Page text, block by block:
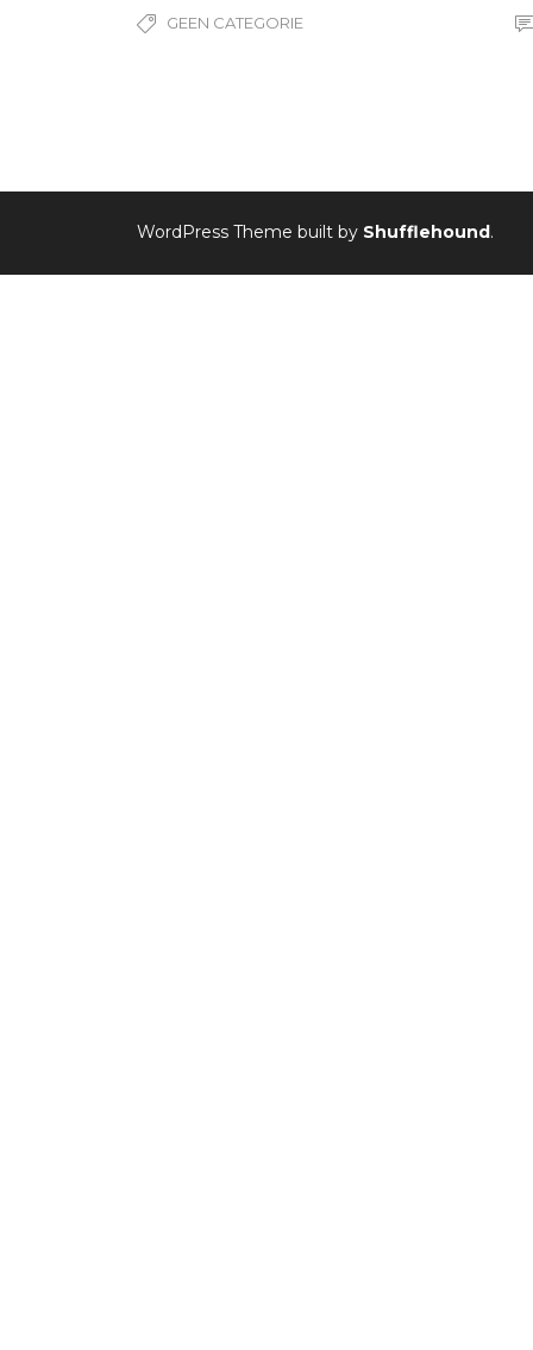
GEEN CATEGORIE
WordPress Theme built by Shufflehound.